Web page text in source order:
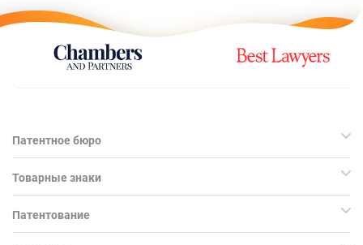
Патентное бюро
Товарные знаки
Патентование